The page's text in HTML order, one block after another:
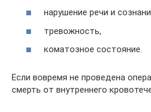
нарушение речи и
тревожность,
коматозное состояние.
Если вовремя не проведена
смерть от внутреннего